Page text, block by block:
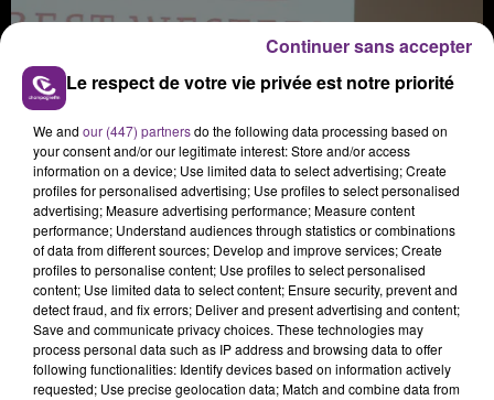
Le respect de votre vie privée est notre priorité
We and our (447) partnersdo the following data processing based on
your consent and/or our legitimate interest: Store and/or access
information on a device; Use limited data to select advertising; Create
profiles for personalised advertising; Use profiles to select personalised
advertising; Measure advertising performance; Measure content
performance; Understand audiences through statistics or combinations
of data from different sources; Develop and improve services; Create
profiles to personalise content; Use profiles to select personalised
content; Use limited data to select content; Ensure security, prevent and
detect fraud, and fix errors; Deliver and present advertising and content;
Save and communicate privacy choices. These technologies may
process personal data such as IP address and browsing data to offer
following functionalities: Identify devices based on information actively
requested; Use precise geolocation data; Match and combine data from
Continuer sans accepter